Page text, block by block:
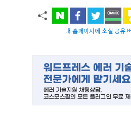
내 홈페이지에 소셜 공유